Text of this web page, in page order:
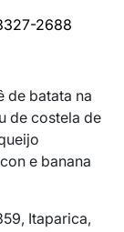
2688
de batata na
de costela de
e banana
Itaparica,